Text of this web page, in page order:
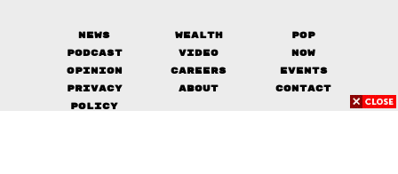
News Wealth
Pop
Podcast
Video
Now
Opinion
Careers
Events
Privacy
Policy
About Contact